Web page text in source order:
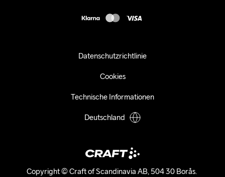
Copyright © Craft of Scandinavia AB, 504 30 Borås.
Datenschutzrichtlinie
Cookies
Technische Informationen
Deutschland